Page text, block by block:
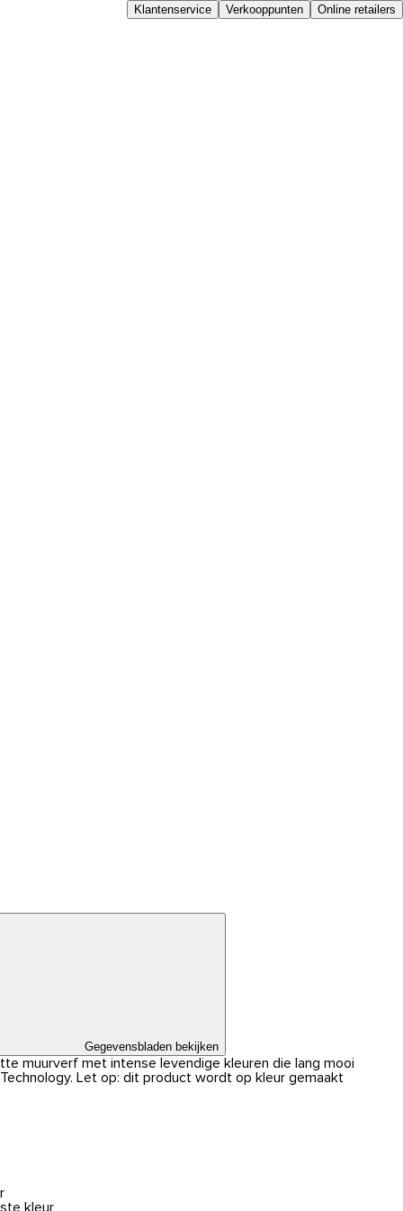
Klantenservice Verkooppunten Online retailers
Gegevensbladen bekijken
muurverf met intense levendige kleuren die lang mooi
Let op: dit product wordt op kleur gemaakt
kleur